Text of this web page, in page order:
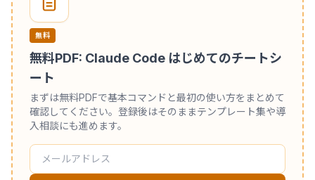
無料
無料PDF: Claude Code はじめてのチートシ
ート
まずは無料PDFで基本コマンドと最初の使い方をまとめて
確認してください。登録後はそのままテンプレート集や導
入相談にも進めます。